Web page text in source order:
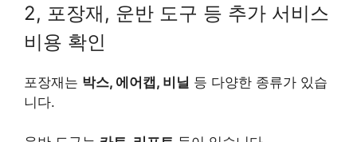
2, 포장재, 운반 도구 등 추가 서비스
비용 확인
포장재는 박스, 에어캡, 비닐 등 다양한 종류가 있습
니다.